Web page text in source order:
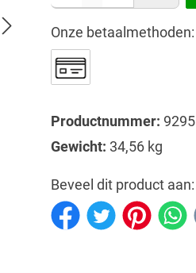
Onze betaalmethoden:
Productnummer: 9295
Gewicht: 34,56 kg
Beveel dit product aan: